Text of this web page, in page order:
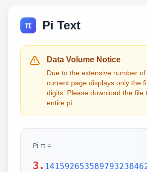
π Pi Text
Data Volume Notice
Due to the extensive number
current page displays only the
digits. Please download the file
entire pi.
Pi π =
3.